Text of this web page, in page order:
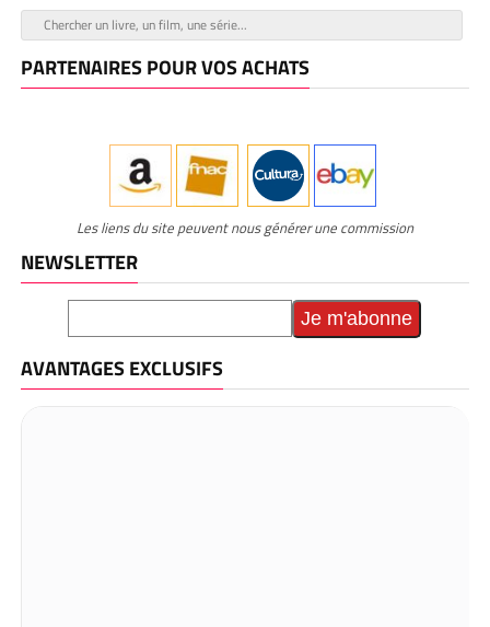
PARTENAIRES POUR VOS ACHATS
Les liens du site peuvent nous générer une commission
NEWSLETTER
AVANTAGES EXCLUSIFS